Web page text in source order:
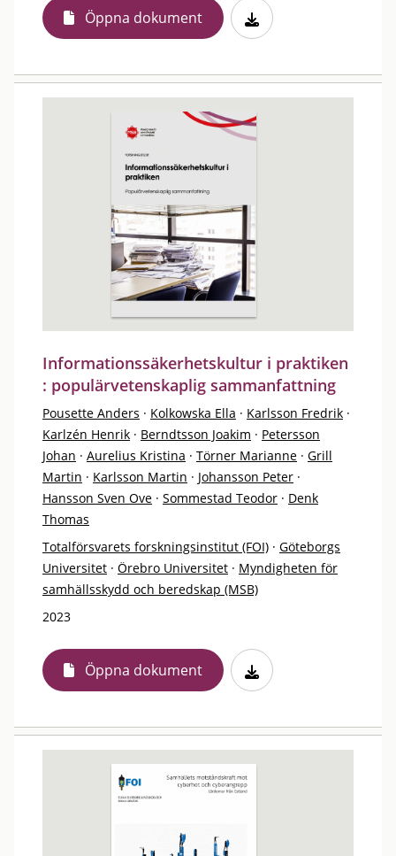
Öppna dokument
Informationssäkerhetskultur i praktiken
: populärvetenskaplig sammanfattning
Pousette Anders · Kolkowska Ella · Karlsson Fredrik ·
Karlzén Henrik · Berndtsson Joakim · Petersson
Johan · Aurelius Kristina · Törner Marianne · Grill
Martin · Karlsson Martin · Johansson Peter ·
Hansson Sven Ove · Sommestad Teodor · Denk
Thomas
Totalförsvarets forskningsinstitut (FOI) · Göteborgs
Universitet · Örebro Universitet · Myndigheten för
samhällsskydd och beredskap (MSB)
2023
Öppna dokument